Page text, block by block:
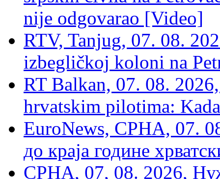
nije odgovarao [Video]
RTV, Tanjug, 07. 08.
izbegličkoj koloni na
RT Balkan, 07. 08.
hrvatskim pilotima:
EuroNews, СРНА, 07.
до краја године
СРНА, 07, 08. 2026,